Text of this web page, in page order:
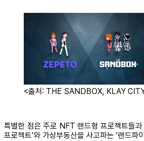
<출처: THE SANDBOX, KLAY
특별한 점은 주로 NFT 랜드형 프로젝트들
프로젝트’와 가상부동산을 사고파는 ‘랜드파